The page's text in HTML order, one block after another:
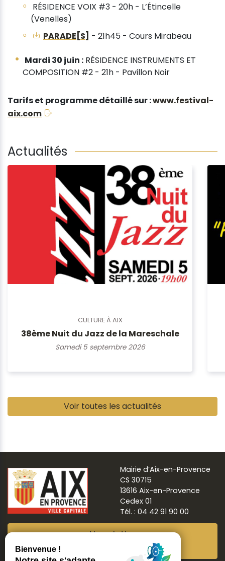
RÉSIDENCE VOIX #3 - 20h - L’Étincelle
(Venelles)
PARADE[S] - 21h45 - Cours Mirabeau
Mardi 30 juin : RÉSIDENCE INSTRUMENTS ET
COMPOSITION #2 - 21h - Pavillon Noir
Tarifs et programme détaillé sur :www.festival-
aix.com
Actualités
CULTURE À AIX
38ème Nuit du Jazz de la Mareschale
Samedi 5 septembre 2026
Voir toutes les actualités
Mairie d’Aix-en-Provence
CS 30715
13616 Aix-en-Provence
Cedex 01
Tél. : 04 42 91 90 00
Newsletter